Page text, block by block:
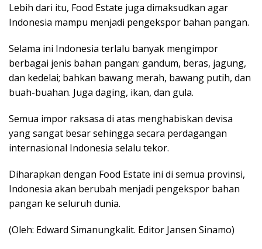
Lebih dari itu, Food Estate juga dimaksudkan agar
Indonesia mampu menjadi pengekspor bahan pangan.
Selama ini Indonesia terlalu banyak mengimpor
berbagai jenis bahan pangan: gandum, beras, jagung,
dan kedelai; bahkan bawang merah, bawang putih, dan
buah-buahan. Juga daging, ikan, dan gula.
Semua impor raksasa di atas menghabiskan devisa
yang sangat besar sehingga secara perdagangan
internasional Indonesia selalu tekor.
Diharapkan dengan Food Estate ini di semua provinsi,
Indonesia akan berubah menjadi pengekspor bahan
pangan ke seluruh dunia.
(Oleh: Edward Simanungkalit. Editor Jansen Sinamo)